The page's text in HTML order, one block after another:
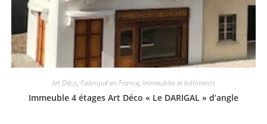
Art Déco, Fabriqué en France, Immeubles et bâtiments
Immeuble 4 étages Art Déco « Le DARIGAL » d’angle